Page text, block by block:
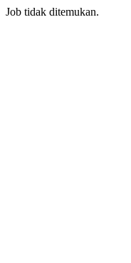
Job tidak ditemukan.